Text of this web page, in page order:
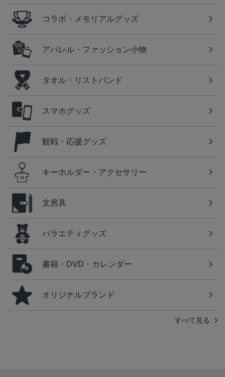
コラボ・メモリアルグッズ
アパレル・ファッション小物
タオル・リストバンド
スマホグッズ
観戦・応援グッズ
キーホルダー・アクセサリー
文房具
バラエティグッズ
書籍・DVD・カレンダー
オリジナルブランド
すべて見る